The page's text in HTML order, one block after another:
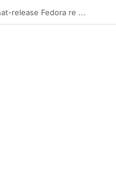
release Fedora re ...